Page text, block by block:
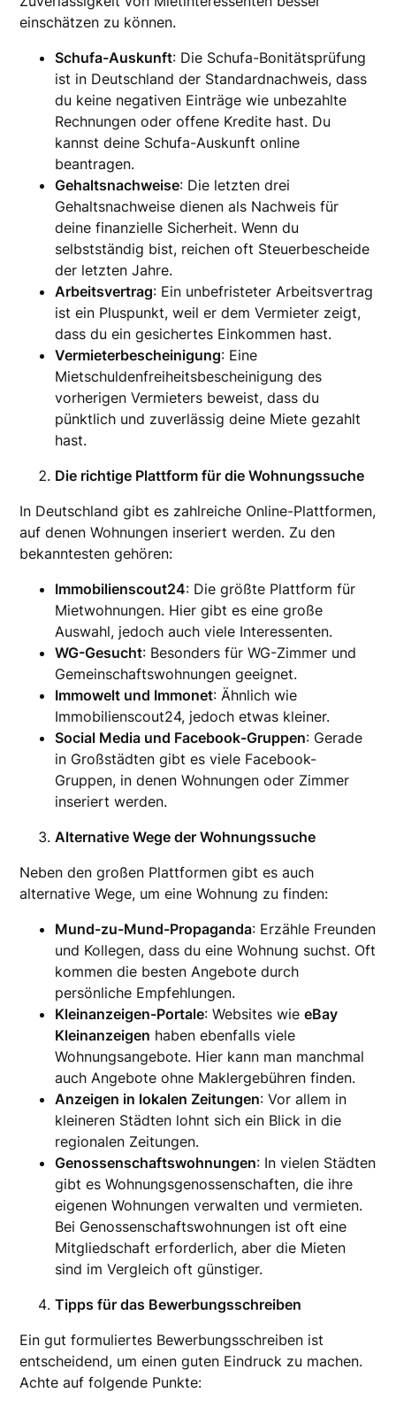
einschätzen zu können.
Schufa-Auskunft: Die Schufa-Bonitätsprüfung
ist in Deutschland der Standardnachweis, dass
du keine negativen Einträge wie unbezahlte
Rechnungen oder offene Kredite hast. Du
kannst deine Schufa-Auskunft online
beantragen.
Gehaltsnachweise: Die letzten drei
Gehaltsnachweise dienen als Nachweis für
deine finanzielle Sicherheit. Wenn du
selbstständig bist, reichen oft Steuerbescheide
der letzten Jahre.
Arbeitsvertrag: Ein unbefristeter Arbeitsvertrag
ist ein Pluspunkt, weil er dem Vermieter zeigt,
dass du ein gesichertes Einkommen hast.
Vermieterbescheinigung: Eine
Mietschuldenfreiheitsbescheinigung des
vorherigen Vermieters beweist, dass du
pünktlich und zuverlässig deine Miete gezahlt
hast.
Die richtige Plattform für die Wohnungssuche
In Deutschland gibt es zahlreiche Online-Plattformen,
auf denen Wohnungen inseriert werden. Zu den
bekanntesten gehören:
Immobilienscout24: Die größte Plattform für
Mietwohnungen. Hier gibt es eine große
Auswahl, jedoch auch viele Interessenten.
WG-Gesucht: Besonders für WG-Zimmer und
Gemeinschaftswohnungen geeignet.
Immowelt und Immonet: Ähnlich wie
Immobilienscout24, jedoch etwas kleiner.
Social Media und Facebook-Gruppen: Gerade
in Großstädten gibt es viele Facebook-
Gruppen, in denen Wohnungen oder Zimmer
inseriert werden.
Alternative Wege der Wohnungssuche
Neben den großen Plattformen gibt es auch
alternative Wege, um eine Wohnung zu finden:
Mund-zu-Mund-Propaganda: Erzähle Freunden
und Kollegen, dass du eine Wohnung suchst. Oft
kommen die besten Angebote durch
persönliche Empfehlungen.
Kleinanzeigen-Portale: Websites wieeBay
Kleinanzeigen haben ebenfalls viele
Wohnungsangebote. Hier kann man manchmal
auch Angebote ohne Maklergebühren finden.
Anzeigen in lokalen Zeitungen: Vor allem in
kleineren Städten lohnt sich ein Blick in die
regionalen Zeitungen.
Genossenschaftswohnungen: In vielen Städten
gibt es Wohnungsgenossenschaften, die ihre
eigenen Wohnungen verwalten und vermieten.
Bei Genossenschaftswohnungen ist oft eine
Mitgliedschaft erforderlich, aber die Mieten
sind im Vergleich oft günstiger.
Tipps für das Bewerbungsschreiben
Ein gut formuliertes Bewerbungsschreiben ist
entscheidend, um einen guten Eindruck zu machen.
Achte auf folgende Punkte: